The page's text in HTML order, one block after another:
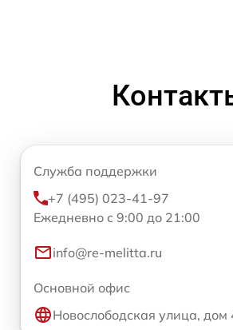
Служба поддержки
+7 (495) 023-41-97
Ежедневно с 9:00 до 21:00
info@re-melitta.ru
Основной офис
Новослободская улица, дом